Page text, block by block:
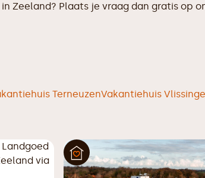
Zeeland? Plaats je vraag dan gratis op
TerneuzenVakantiehuis